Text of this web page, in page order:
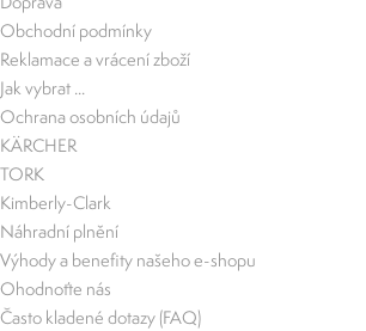
Obchodní podmínky
Reklamace a vrácení zboží
Jak vybrat ...
Ochrana osobních údajů
KÄRCHER
TORK
Kimberly-Clark
Náhradní plnění
Výhody a benefity našeho e-shopu
Ohodnoťte nás
Často kladené dotazy (FAQ)